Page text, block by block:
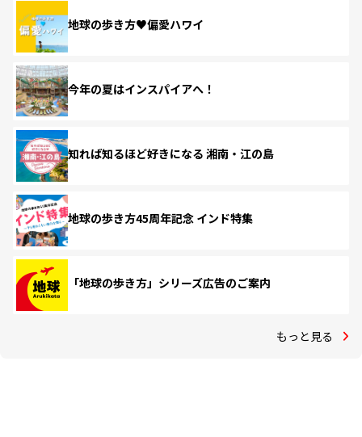
地球の歩き方♥偏愛ハワイ
今年の夏はインスパイアへ！
知れば知るほど好きになる 湘南・江の島
地球の歩き方45周年記念 インド特集
「地球の歩き方」シリーズ広告のご案内
もっと見る